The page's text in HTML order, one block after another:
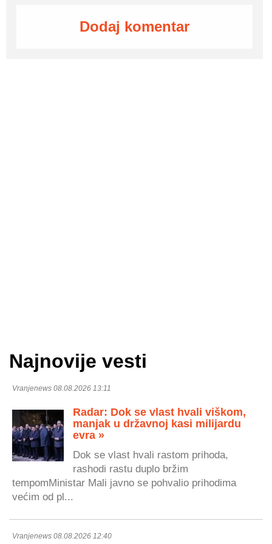
Dodaj komentar
Najnovije vesti
Vranjenews 08.08.2026 13:11
Radar: Dok se vlast hvali viškom,
manjak u državnoj kasi milijardu
evra »
Dok se vlast hvali rastom prihoda,
rashodi rastu duplo bržim
tempomMinistar Mali javno se pohvalio prihodima
većim od pl...
Vranjenews 08.08.2026 12:40